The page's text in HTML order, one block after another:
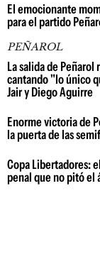
El emocionante
para el partido
PEÑAROL
La salida de
cantando "lo único
Jair y Diego Aguirre
Enorme victoria de
la puerta de las
Copa Libertadores:
penal que no pitó el